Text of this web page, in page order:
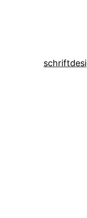
schrift